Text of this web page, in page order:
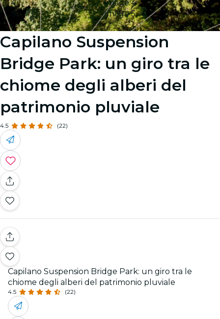
Image 4
Image 5
Capilano Suspension
Bridge Park: un giro tra le
chiome degli alberi del
patrimonio pluviale
4.5 (22)
Capilano Suspension Bridge Park: un giro tra le
chiome degli alberi del patrimonio pluviale
4.5 (22)